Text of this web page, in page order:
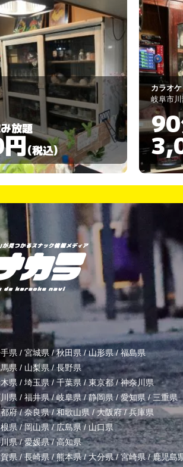
ク さくら
放題
(税込)
ぼぶと
本巣市宝
県 / 宮城県 /秋田県 /山形県/福島県
県 / 山梨県/長野県
県 / 埼玉県/ 千葉県 /東京都/神奈川県
県 / 福井県/岐阜県/静岡県/ 愛知県 / 三重県
府/奈良県/和歌山県 /大阪府/兵庫県
県/岡山県/広島県/山口県
県/愛媛県/高知県
県/長崎県 /熊本県/大分県/宮崎県/鹿児島